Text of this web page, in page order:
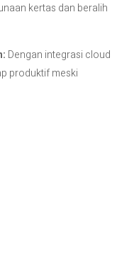
kertas dan beralih
Dengan integrasi cloud
produktif meski